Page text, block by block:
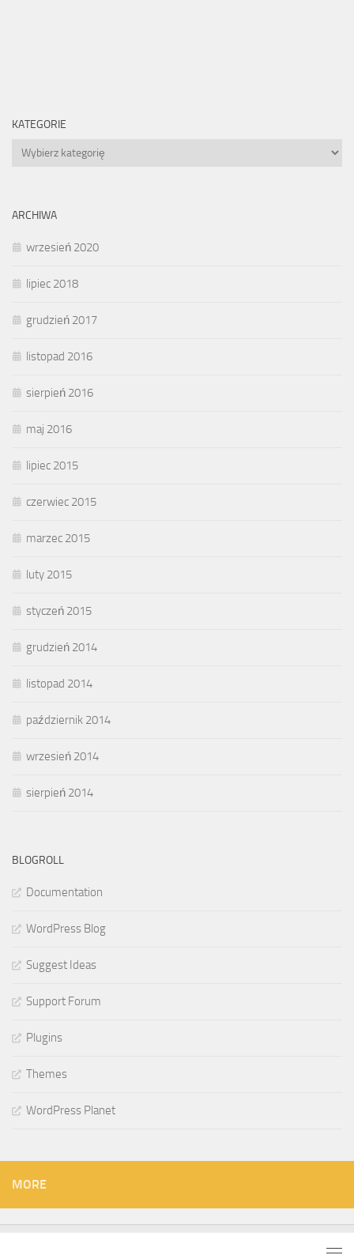
KATEGORIE
Kategorie
ARCHIWA
wrzesień 2020
lipiec 2018
grudzień 2017
listopad 2016
sierpień 2016
maj 2016
lipiec 2015
czerwiec 2015
marzec 2015
luty 2015
styczeń 2015
grudzień 2014
listopad 2014
październik 2014
wrzesień 2014
sierpień 2014
BLOGROLL
Documentation
WordPress Blog
Suggest Ideas
Support Forum
Plugins
Themes
WordPress Planet
MORE